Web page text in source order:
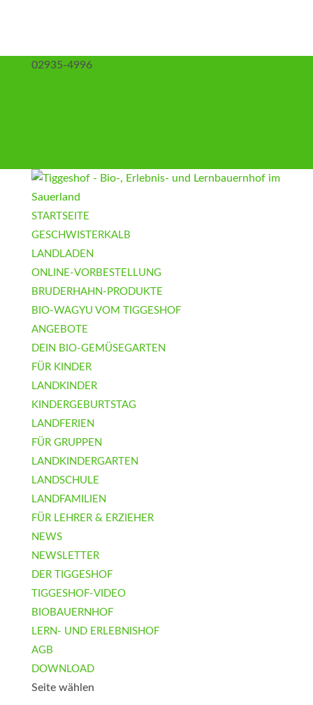
02935-4996
STARTSEITE
GESCHWISTERKALB
LANDLADEN
ONLINE-VORBESTELLUNG
BRUDERHAHN-PRODUKTE
BIO-WAGYU VOM TIGGESHOF
ANGEBOTE
DEIN BIO-GEMÜSEGARTEN
FÜR KINDER
LANDKINDER
KINDERGEBURTSTAG
LANDFERIEN
FÜR GRUPPEN
LANDKINDERGARTEN
LANDSCHULE
LANDFAMILIEN
FÜR LEHRER & ERZIEHER
NEWS
NEWSLETTER
DER TIGGESHOF
TIGGESHOF-VIDEO
BIOBAUERNHOF
LERN- UND ERLEBNISHOF
AGB
DOWNLOAD
Seite wählen